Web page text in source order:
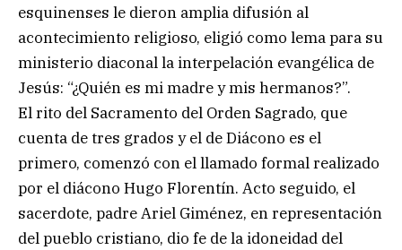
esquinenses le dieron amplia difusión al
acontecimiento religioso, eligió como lema para su
ministerio diaconal la interpelación evangélica de
Jesús: “¿Quién es mi madre y mis hermanos?”.
El rito del Sacramento del Orden Sagrado, que
cuenta de tres grados y el de Diácono es el
primero, comenzó con el llamado formal realizado
por el diácono Hugo Florentín. Acto seguido, el
sacerdote, padre Ariel Giménez, en representación
del pueblo cristiano, dio fe de la idoneidad del